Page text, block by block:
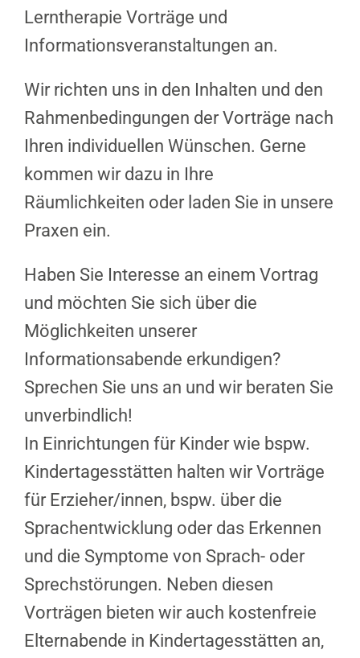
Lerntherapie Vorträge und
Informationsveranstaltungen an.
Wir richten uns in den Inhalten und den
Rahmenbedingungen der Vorträge nach
Ihren individuellen Wünschen. Gerne
kommen wir dazu in Ihre
Räumlichkeiten oder laden Sie in unsere
Praxen ein.
Haben Sie Interesse an einem Vortrag
und möchten Sie sich über die
Möglichkeiten unserer
Informationsabende erkundigen?
Sprechen Sie uns an und wir beraten Sie
unverbindlich!
In Einrichtungen für Kinder wie bspw.
Kindertagesstätten halten wir Vorträge
für Erzieher/innen, bspw. über die
Sprachentwicklung oder das Erkennen
und die Symptome von Sprach- oder
Sprechstörungen. Neben diesen
Vorträgen bieten wir auch kostenfreie
Elternabende in Kindertagesstätten an,